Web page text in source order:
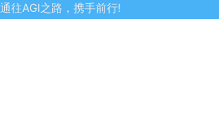
通往AGI之路，携手前行!